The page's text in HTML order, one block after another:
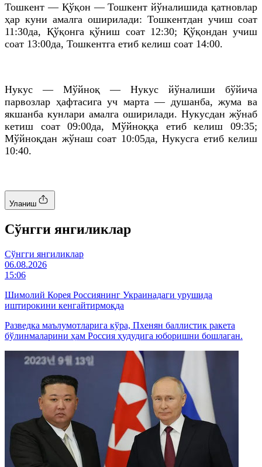
Тошкент — Қўқон — Тошкент йўналишида қатновлар
ҳар куни амалга оширилади: Тошкентдан учиш соат
11:30да, Қўқонга қўниш соат 12:30; Қўқондан учиш
соат 13:00да, Тошкентга етиб келиш соат 14:00.
Нукус — Мўйноқ — Нукус йўналиши бўйича
парвозлар ҳафтасига уч марта — душанба, жума ва
якшанба кунлари амалга оширилади. Нукусдан жўнаб
кетиш соат 09:00да, Мўйноққа етиб келиш 09:35;
Мўйноқдан жўнаш соат 10:05да, Нукусга етиб келиш
10:40.
Уланиш
Cўнгги янгиликлар
Cўнгги янгиликлар
06.08.2026
15:06
Шимолий Корея Россиянинг Украинадаги урушида
иштирокини кенгайтирмоқда
Разведка маълумотларига кўра, Пхенян баллистик ракета
бўлинмаларини ҳам Россия ҳудудига юборишни бошлаган.